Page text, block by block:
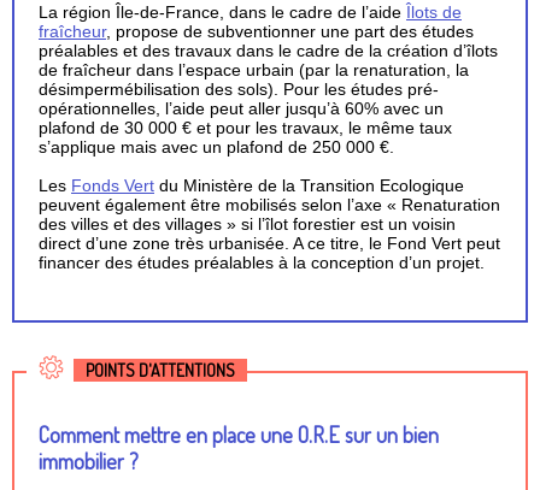
La région Île-de-France, dans le cadre de l’aide Îlots de
fraîcheur, propose de subventionner une part des études
préalables et des travaux dans le cadre de la création d’îlots
de fraîcheur dans l’espace urbain (par la renaturation, la
désimpermébilisation des sols). Pour les études pré-
opérationnelles, l’aide peut aller jusqu’à 60% avec un
plafond de 30 000 € et pour les travaux, le même taux
s’applique mais avec un plafond de 250 000 €.
Les Fonds Vert du Ministère de la Transition Ecologique
peuvent également être mobilisés selon l’axe « Renaturation
des villes et des villages » si l’îlot forestier est un voisin
direct d’une zone très urbanisée. A ce titre, le Fond Vert peut
financer des études préalables à la conception d’un projet.
POINTS D'ATTENTIONS
Comment mettre en place une O.R.E sur un bien
immobilier ?